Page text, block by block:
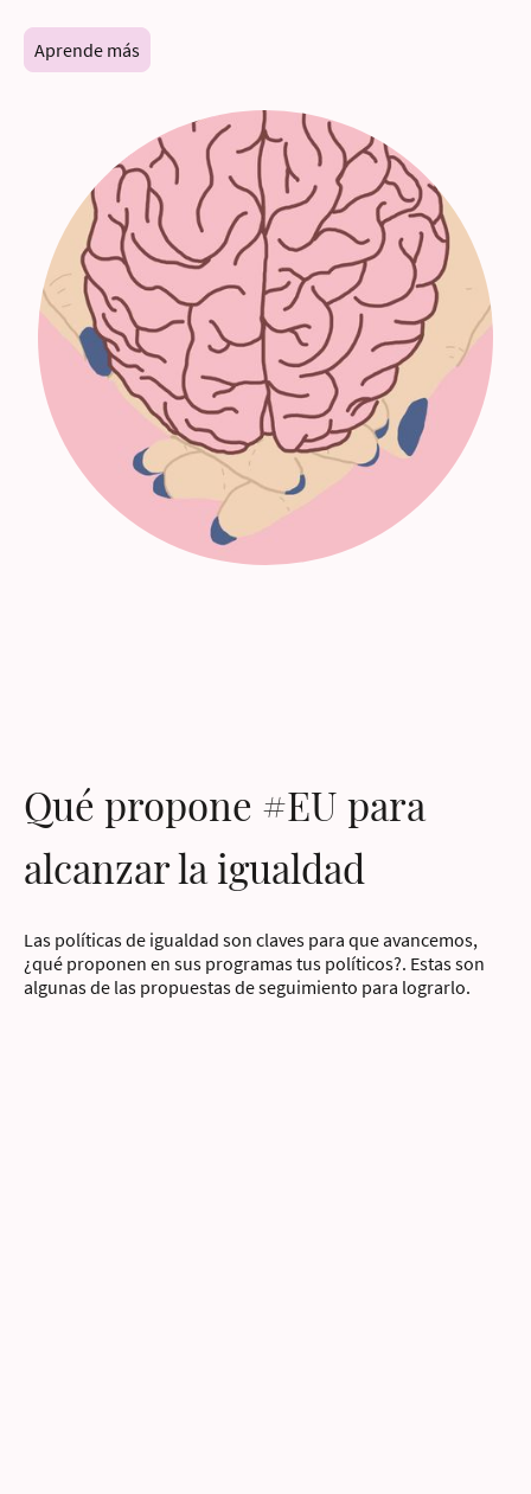
Aprende más
Qué propone #EU para
alcanzar la igualdad
Las políticas de igualdad son claves para que avancemos,
¿qué proponen en sus programas tus políticos?. Estas son
algunas de las propuestas de seguimiento para lograrlo.